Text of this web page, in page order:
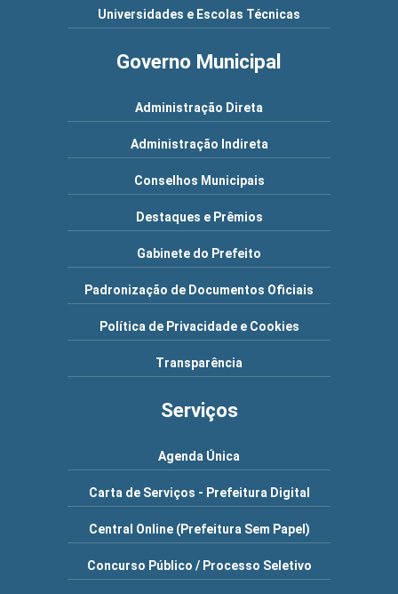
Universidades e Escolas Técnicas
Governo Municipal
Administração Direta
Administração Indireta
Conselhos Municipais
Destaques e Prêmios
Gabinete do Prefeito
Padronização de Documentos Oficiais
Política de Privacidade e Cookies
Transparência
Serviços
Agenda Única
Carta de Serviços - Prefeitura Digital
Central Online (Prefeitura Sem Papel)
Concurso Público / Processo Seletivo